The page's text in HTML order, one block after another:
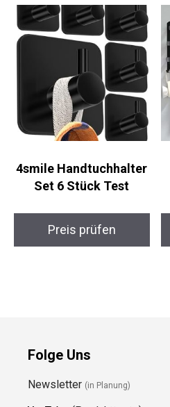
4smile Handtuchhalter
Set 6 Stück Test
Preis prüfen
Folge Uns
Newsletter (in Planung)